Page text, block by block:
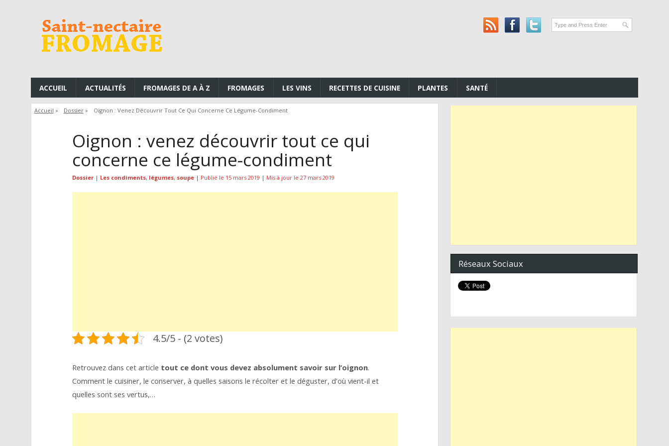
ACCUEIL ACTUALITÉS FROMAGES DE A À Z FROMAGES LES VINS RECETTES DE CUISINE PLANTES SANTÉ
Accueil » Dossier» Oignon : Venez Découvrir Tout Ce Qui Concerne Ce Légume-Condiment
Oignon : venez découvrir tout ce qui
concerne ce légume-condiment
Dossier| Les condiments, légumes, soupe| Publié le 15 mars 2019 | Mis à jour le 27 mars 2019
4.5/5 - (2 votes)
Retrouvez dans cet article tout ce dont vous devez absolument savoir sur l’oignon.
Comment le cuisiner, le conserver, à quelles saisons le récolter et le déguster, d’où vient-il et
quelles sont ses vertus,…
Réseaux Sociaux